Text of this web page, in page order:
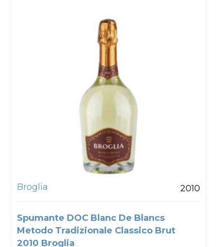
Broglia 2010
Spumante DOC Blanc De Blancs
Metodo Tradizionale Classico Brut
2010 Broglia